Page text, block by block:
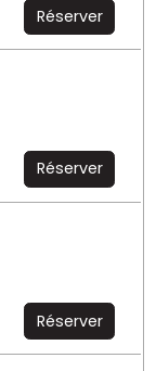
Réserver
Réserver
Réserver